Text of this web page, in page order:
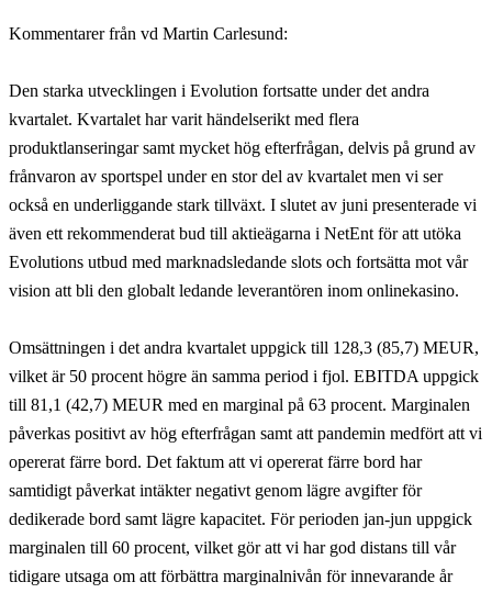
Kommentarer från vd Martin Carlesund:
Den starka utvecklingen i Evolution fortsatte under det andra
kvartalet. Kvartalet har varit händelserikt med flera
produktlanseringar samt mycket hög efterfrågan, delvis på grund av
frånvaron av sportspel under en stor del av kvartalet men vi ser
också en underliggande stark tillväxt. I slutet av juni presenterade vi
även ett rekommenderat bud till aktieägarna i NetEnt för att utöka
Evolutions utbud med marknadsledande slots och fortsätta mot vår
vision att bli den globalt ledande leverantören inom onlinekasino.
Omsättningen i det andra kvartalet uppgick till 128,3 (85,7) MEUR,
vilket är 50 procent högre än samma period i fjol. EBITDA uppgick
till 81,1 (42,7) MEUR med en marginal på 63 procent. Marginalen
påverkas positivt av hög efterfrågan samt att pandemin medfört att vi
opererat färre bord. Det faktum att vi opererat färre bord har
samtidigt påverkat intäkter negativt genom lägre avgifter för
dedikerade bord samt lägre kapacitet. För perioden jan-jun uppgick
marginalen till 60 procent, vilket gör att vi har god distans till vår
tidigare utsaga om att förbättra marginalnivån för innevarande år